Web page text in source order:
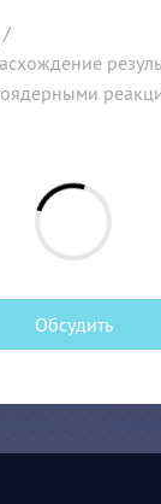
/
Обсудить